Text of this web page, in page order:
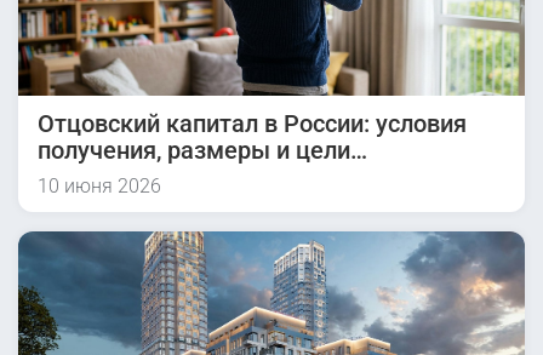
Отцовский капитал в России: условия
получения, размеры и цели
использования
10 июня 2026